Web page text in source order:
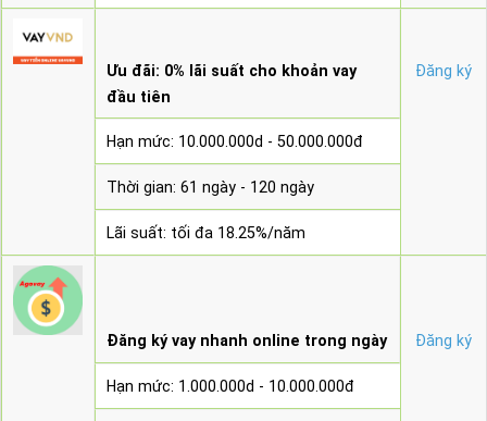
Ưu đãi: 0% lãi suất cho khoản vay
đầu tiên
Đăng ký
Hạn mức: 10.000.000d - 50.000.000đ
Thời gian: 61 ngày - 120 ngày
Lãi suất: tối đa 18.25%/năm
Đăng ký vay nhanh online trong ngày Đăng ký
Hạn mức: 1.000.000d - 10.000.000đ